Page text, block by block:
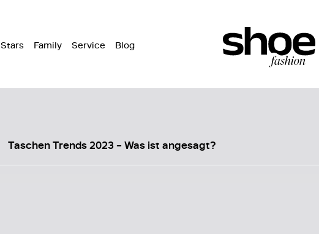
Stars Family Service Blog
Taschen Trends 2023 – Was ist angesagt?